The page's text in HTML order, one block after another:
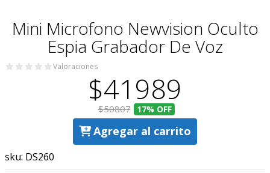
Mini Microfono Newvision Oculto
Espia Grabador De Voz
Valoraciones
$41989
$50807 17% OFF
Agregar al carrito
sku: DS260